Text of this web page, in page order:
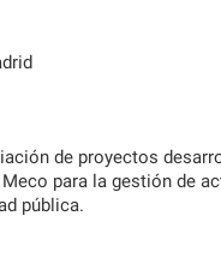
de proyectos
para la gestión de
pública.